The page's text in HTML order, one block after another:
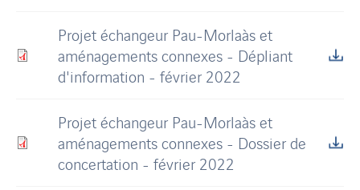
Projet échangeur Pau-Morlaàs et
aménagements connexes - Dépliant
d'information - février 2022
Projet échangeur Pau-Morlaàs et
aménagements connexes - Dossier de
concertation - février 2022